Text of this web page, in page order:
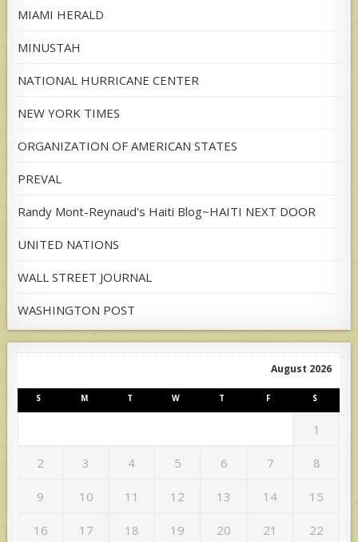
MIAMI HERALD
MINUSTAH
NATIONAL HURRICANE CENTER
NEW YORK TIMES
ORGANIZATION OF AMERICAN STATES
PREVAL
Randy Mont-Reynaud's Haiti Blog~HAITI NEXT DOOR
UNITED NATIONS
WALL STREET JOURNAL
WASHINGTON POST
August 2026
S M T W T F S
1
2 3 4 5 6 7 8
9 10 11 12 13 14 15
16 17 18 19 20 21 22